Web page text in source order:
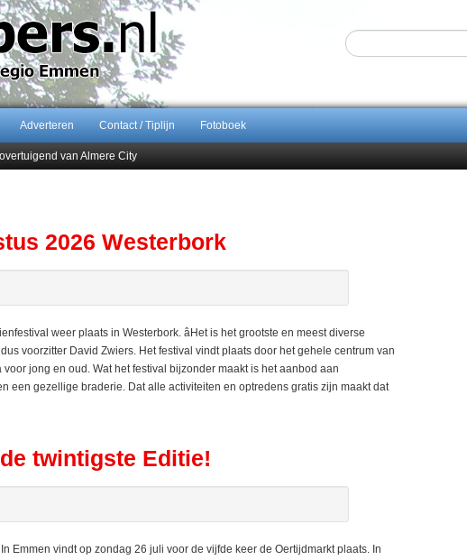
Adverteren Contact / Tiplijn Fotoboek
van Almere City
op 19 september 2026 terug naar Zuidlaren
2026 Westerbork
weer plaats in Westerbork. âHet is het grootste en meest diverse
voorzitter David Zwiers. Het festival vindt plaats door het gehele centrum van
jong en oud. Wat het festival bijzonder maakt is het aanbod aan
een gezellige braderie. Dat alle activiteiten en optredens gratis zijn maakt dat
twintigste Editie!
Emmen vindt op zondag 26 juli voor de vijfde keer de Oertijdmarkt plaats. In